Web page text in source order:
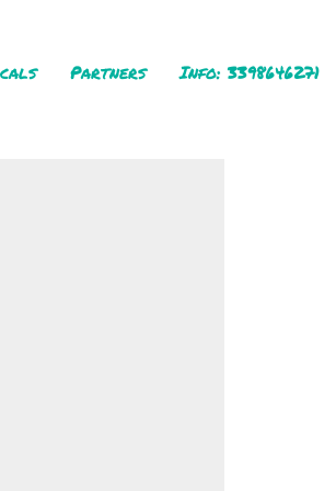
Partners Info: 3398646271